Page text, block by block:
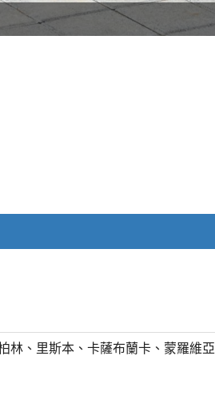
林、里斯本、卡薩布蘭卡、蒙羅維亞